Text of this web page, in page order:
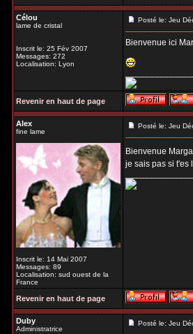
Célou
lame de cristal
Inscrit le: 25 Fév 2007
Messages: 272
Localisation: Lyon
Posté le: Jeu
Bienvenue ici
Revenir en haut de page
Alex
fine lame
Inscrit le: 14 Mai 2007
Messages: 89
Localisation: sud ouest de la
France
Posté le: Jeu
Bienvenue
je sais pas si
Revenir en haut de page
Duby
Administratrice
Posté le: Jeu